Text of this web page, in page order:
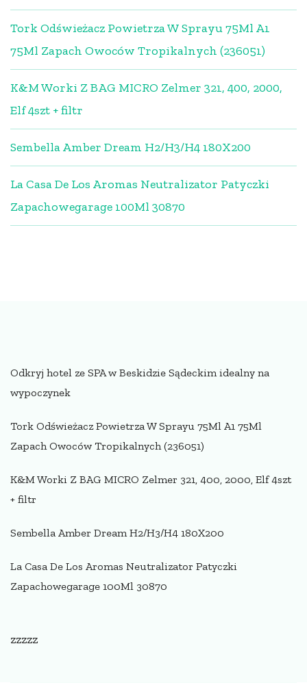
Tork Odświeżacz Powietrza W Sprayu 75Ml A1
75Ml Zapach Owoców Tropikalnych (236051)
K&M Worki Z BAG MICRO Zelmer 321, 400, 2000,
Elf 4szt + filtr
Sembella Amber Dream H2/H3/H4 180X200
La Casa De Los Aromas Neutralizator Patyczki
Zapachowegarage 100Ml 30870
Odkryj hotel ze SPA w Beskidzie Sądeckim idealny na
wypoczynek
Tork Odświeżacz Powietrza W Sprayu 75Ml A1 75Ml
Zapach Owoców Tropikalnych (236051)
K&M Worki Z BAG MICRO Zelmer 321, 400, 2000, Elf 4szt
+ filtr
Sembella Amber Dream H2/H3/H4 180X200
La Casa De Los Aromas Neutralizator Patyczki
Zapachowegarage 100Ml 30870
zzzzz